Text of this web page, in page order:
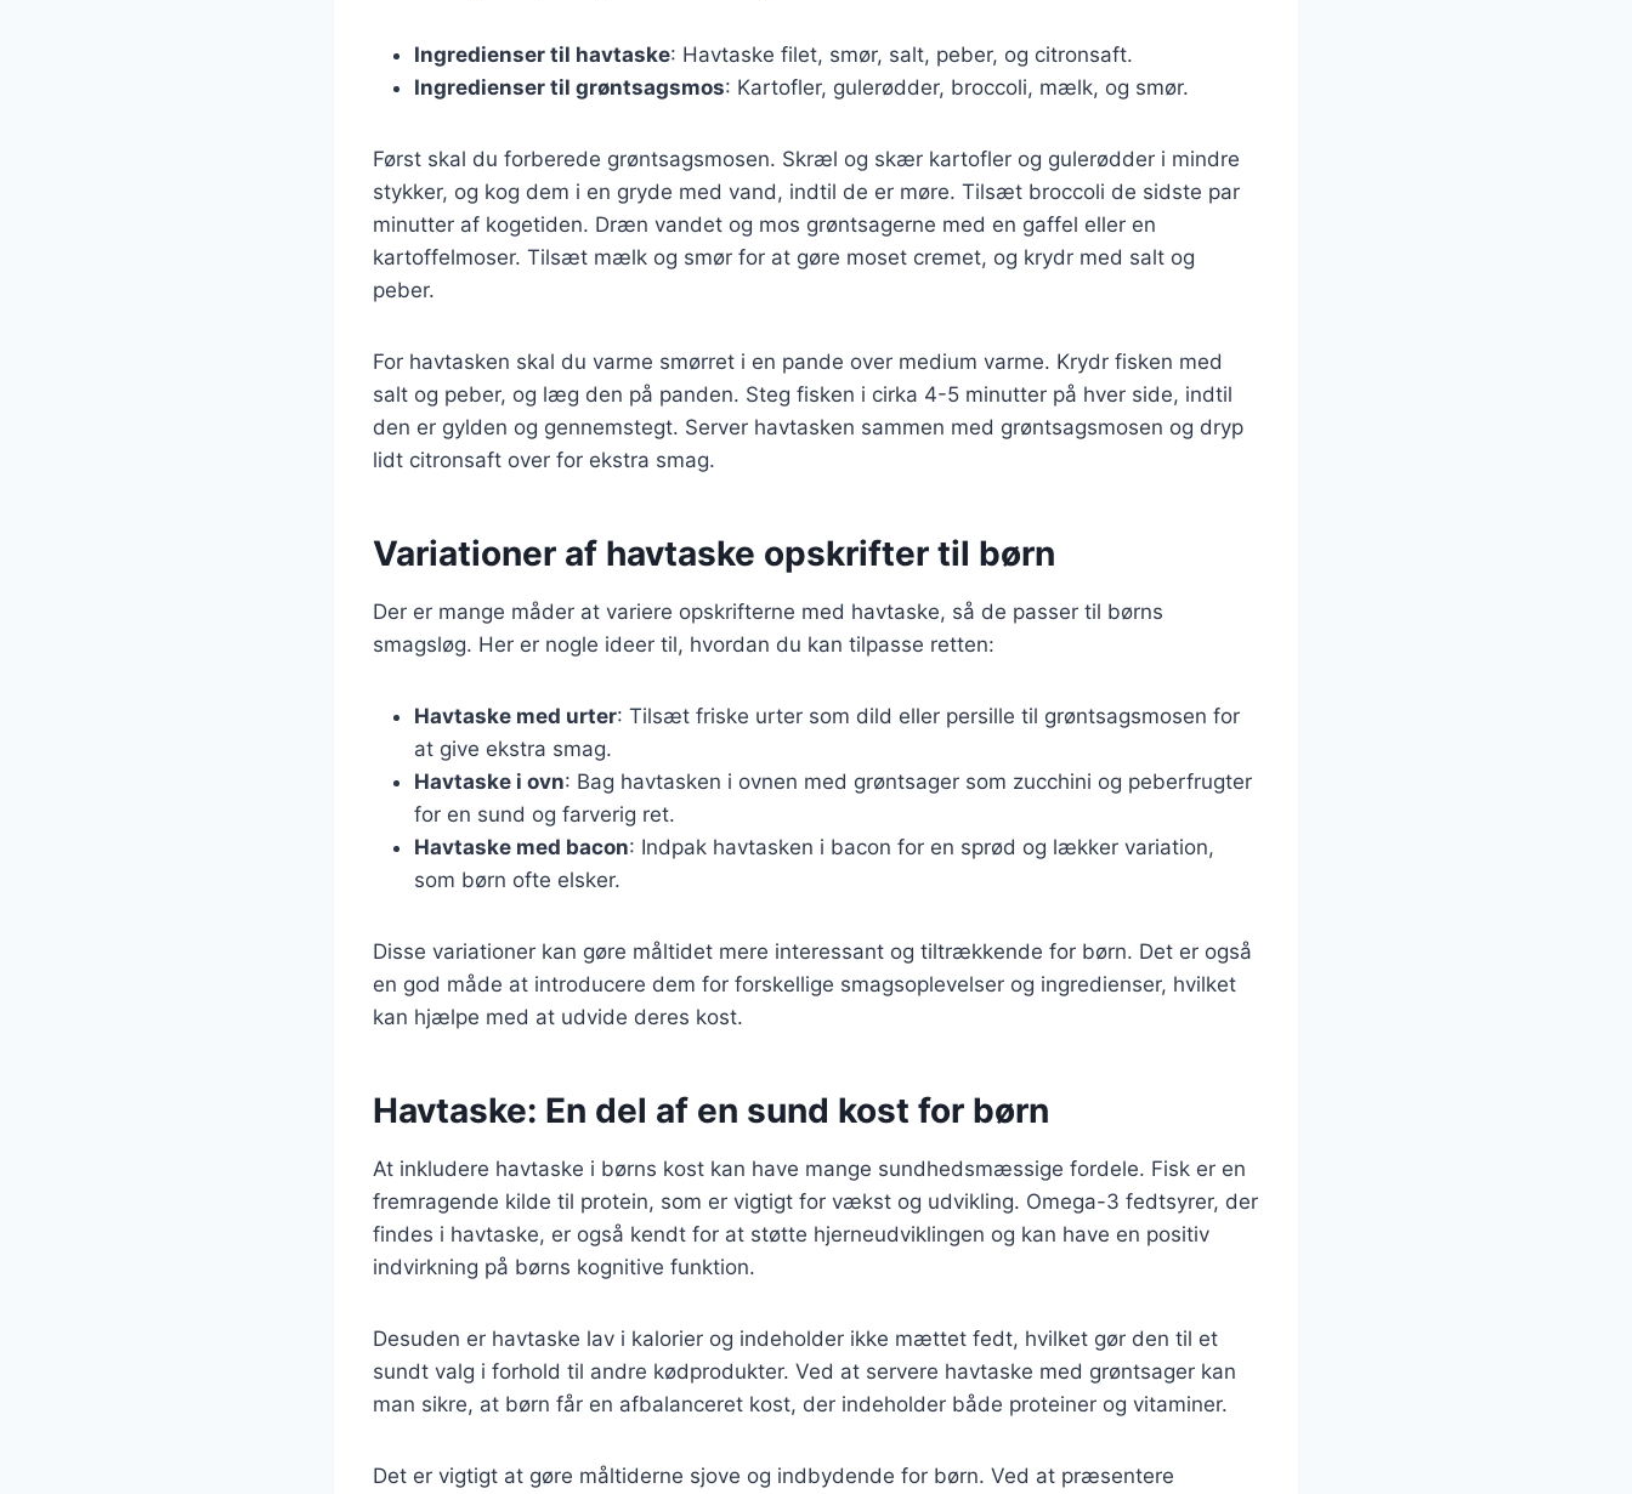
Ingredienser til havtaske: Havtaske filet, smør, salt, peber, og citronsaft.
Ingredienser til grøntsagsmos: Kartofler, gulerødder, broccoli, mælk, og smør.
Først skal du forberede grøntsagsmosen. Skræl og skær kartofler og gulerødder i mindre
stykker, og kog dem i en gryde med vand, indtil de er møre. Tilsæt broccoli de sidste par
minutter af kogetiden. Dræn vandet og mos grøntsagerne med en gaffel eller en
kartoffelmoser. Tilsæt mælk og smør for at gøre moset cremet, og krydr med salt og
peber.
For havtasken skal du varme smørret i en pande over medium varme. Krydr fisken med
salt og peber, og læg den på panden. Steg fisken i cirka 4-5 minutter på hver side, indtil
den er gylden og gennemstegt. Server havtasken sammen med grøntsagsmosen og dryp
lidt citronsaft over for ekstra smag.
Variationer af havtaske opskrifter til børn
Der er mange måder at variere opskrifterne med havtaske, så de passer til børns
smagsløg. Her er nogle ideer til, hvordan du kan tilpasse retten:
Havtaske med urter: Tilsæt friske urter som dild eller persille til grøntsagsmosen for
at give ekstra smag.
Havtaske i ovn: Bag havtasken i ovnen med grøntsager som zucchini og peberfrugter
for en sund og farverig ret.
Havtaske med bacon: Indpak havtasken i bacon for en sprød og lækker variation,
som børn ofte elsker.
Disse variationer kan gøre måltidet mere interessant og tiltrækkende for børn. Det er også
en god måde at introducere dem for forskellige smagsoplevelser og ingredienser, hvilket
kan hjælpe med at udvide deres kost.
Havtaske: En del af en sund kost for børn
At inkludere havtaske i børns kost kan have mange sundhedsmæssige fordele. Fisk er en
fremragende kilde til protein, som er vigtigt for vækst og udvikling. Omega-3 fedtsyrer, der
findes i havtaske, er også kendt for at støtte hjerneudviklingen og kan have en positiv
indvirkning på børns kognitive funktion.
Desuden er havtaske lav i kalorier og indeholder ikke mættet fedt, hvilket gør den til et
sundt valg i forhold til andre kødprodukter. Ved at servere havtaske med grøntsager kan
man sikre, at børn får en afbalanceret kost, der indeholder både proteiner og vitaminer.
Det er vigtigt at gøre måltiderne sjove og indbydende for børn. Ved at præsentere